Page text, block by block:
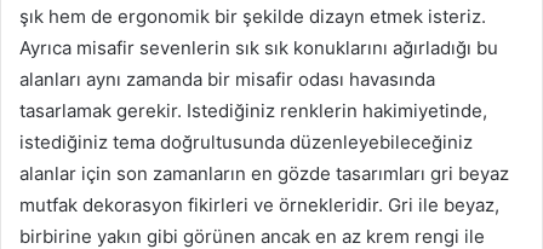
şık hem de ergonomik bir şekilde dizayn etmek isteriz.
Ayrıca misafir sevenlerin sık sık konuklarını ağırladığı bu
alanları aynı zamanda bir misafir odası havasında
tasarlamak gerekir. Istediğiniz renklerin hakimiyetinde,
istediğiniz tema doğrultusunda düzenleyebileceğiniz
alanlar için son zamanların en gözde tasarımları gri beyaz
mutfak dekorasyon fikirleri ve örnekleridir. Gri ile beyaz,
birbirine yakın gibi görünen ancak en az krem rengi ile